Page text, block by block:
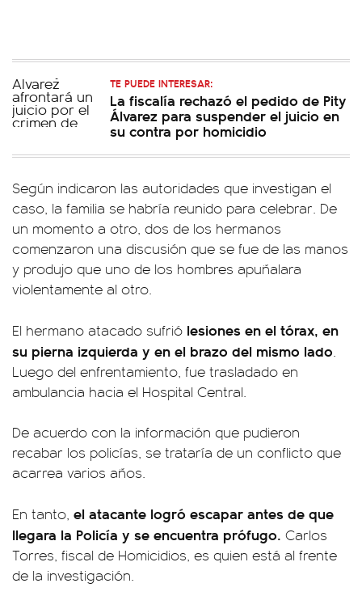
TE PUEDE INTERESAR:
La fiscalía rechazó el pedido de Pity
Álvarez para suspender el juicio en
su contra por homicidio
Según indicaron las autoridades que investigan el
caso, la familia se habría reunido para celebrar. De
un momento a otro, dos de los hermanos
comenzaron una discusión que se fue de las manos
y produjo que uno de los hombres apuñalara
violentamente al otro.
El hermano atacado sufrió lesiones en el tórax, en
su pierna izquierda y en el brazo del mismo lado.
Luego del enfrentamiento, fue trasladado en
ambulancia hacia el Hospital Central.
De acuerdo con la información que pudieron
recabar los policías, se trataría de un conflicto que
acarrea varios años.
En tanto, el atacante logró escapar antes de que
llegara la Policía y se encuentra prófugo. Carlos
Torres, fiscal de Homicidios, es quien está al frente
de la investigación.